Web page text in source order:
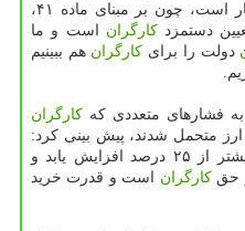
بینی شده خلاف ماده ۴۱ قانون كار است، چون بر مبنای ماده ۴۱،
دستمزدكارگران است و ما
دولت را برای كارگران هم ببینیم
فشارهای متعددی كه كارگران
متحمل شدند، پیش بینی كرد:
بیشتر از ۲۵ درصد افزایش یابد و
حقكارگران است و قدرت خرید